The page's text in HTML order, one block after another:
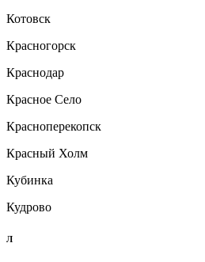
Котовск
Красногорск
Краснодар
Красное Село
Красноперекопск
Красный Холм
Кубинка
Кудрово
Л